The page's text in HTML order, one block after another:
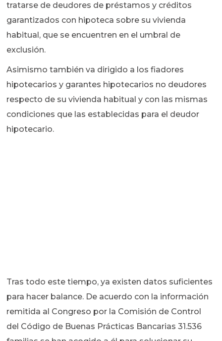
tratarse de deudores de préstamos y créditos
garantizados con hipoteca sobre su vivienda
habitual, que se encuentren en el umbral de
exclusión.
Asimismo también va dirigido a los fiadores
hipotecarios y garantes hipotecarios no deudores
respecto de su vivienda habitual y con las mismas
condiciones que las establecidas para el deudor
hipotecario.
Tras todo este tiempo, ya existen datos suficientes
para hacer balance. De acuerdo con la información
remitida al Congreso por la Comisión de Control
del Código de Buenas Prácticas Bancarias 31.536